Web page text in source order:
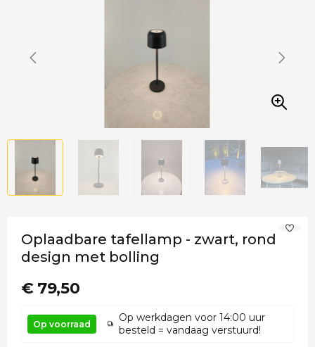
Oplaadbare tafellamp - zwart, rond
design met bolling
€ 79,50
Op voorraad
Op werkdagen voor 14:00 uur
besteld = vandaag verstuurd!